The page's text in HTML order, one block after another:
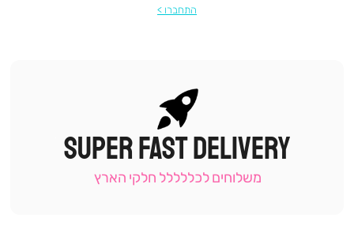
התחברו
|
תומכי
-
SUPER FAST DELIVERY
משלוחים לכללללל חלקי הארץ